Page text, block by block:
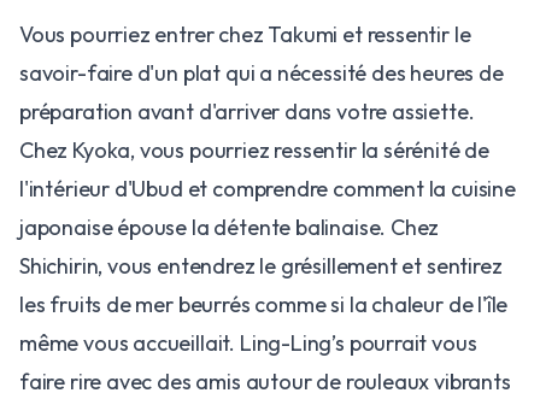
Vous pourriez entrer chez Takumi et ressentir le
savoir-faire d'un plat qui a nécessité des heures de
préparation avant d'arriver dans votre assiette.
Chez Kyoka, vous pourriez ressentir la sérénité de
l'intérieur d'Ubud et comprendre comment la cuisine
japonaise épouse la détente balinaise. Chez
Shichirin, vous entendrez le grésillement et sentirez
les fruits de mer beurrés comme si la chaleur de l'île
même vous accueillait. Ling-Ling’s pourrait vous
faire rire avec des amis autour de rouleaux vibrants